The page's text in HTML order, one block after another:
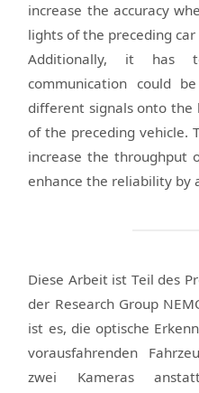
increase the accuracy
lights of the preceding
Additionally, it
communication could
different signals onto
of the preceding vehicle.
increase the throughput
enhance the reliability by
Diese Arbeit ist Teil des
der Research Group
ist es, die optische
vorausfahrenden
zwei Kameras